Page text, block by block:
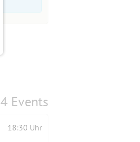
4 Events
18:30 Uhr